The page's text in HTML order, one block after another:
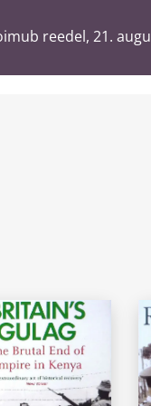
Tä
reedel, 21.
reedel, 21.